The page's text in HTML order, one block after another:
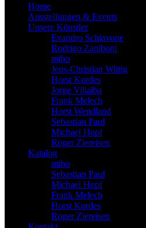
Home
Ausstellungen & Events
Unsere Künstler
Evandro Schiavone
Rodrigo Zaniboni
miho
Jens-Christian Wittig
Horst Kordes
Jorge Villalba
Frank Melech
Horst Wendland
Sebastian Paul
Michael Hopf
Roger Ziereisen
Katalog
miho
Sebastian Paul
Michael Hopf
Frank Melech
Horst Kordes
Roger Ziereisen